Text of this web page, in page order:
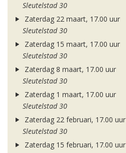
Sleutelstad 30
Zaterdag 22 maart, 17.00 uur
Sleutelstad 30
Zaterdag 15 maart, 17.00 uur
Sleutelstad 30
Zaterdag 8 maart, 17.00 uur
Sleutelstad 30
Zaterdag 1 maart, 17.00 uur
Sleutelstad 30
Zaterdag 22 februari, 17.00 uur
Sleutelstad 30
Zaterdag 15 februari, 17.00 uur